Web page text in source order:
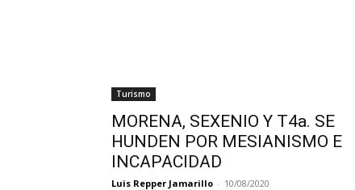
Turismo
MORENA, SEXENIO Y T4a. SE
HUNDEN POR MESIANISMO E
INCAPACIDAD
Luis Repper Jamarillo - 10/08/2020